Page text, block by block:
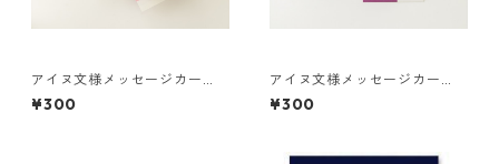
アイヌ文様メッセージカー
ド ２つ折り 元気ですか?
¥300
アイヌ文様メッセージカー
ド エイワンケ ヤ？
¥300